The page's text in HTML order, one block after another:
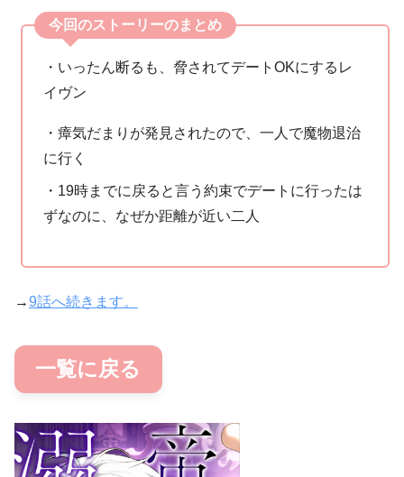
今回のストーリーのまとめ
・いったん断るも、脅されてデートOKにするレ
イヴン
・瘴気だまりが発見されたので、一人で魔物退治
に行く
・19時までに戻ると言う約束でデートに行ったは
ずなのに、なぜか距離が近い二人
→9話へ続きます。
一覧に戻る